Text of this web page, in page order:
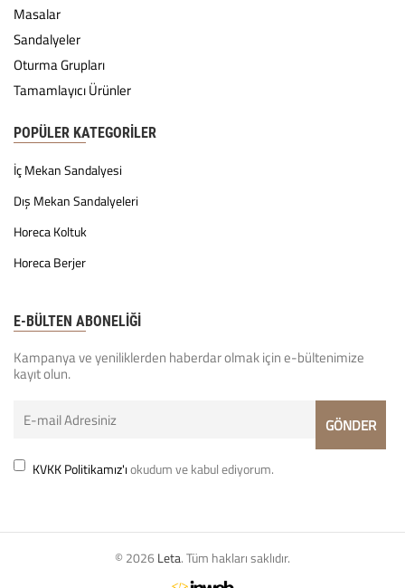
Masalar
Sandalyeler
Oturma Grupları
Tamamlayıcı Ürünler
POPÜLER KATEGORILER
İç Mekan Sandalyesi
Dış Mekan Sandalyeleri
Horeca Koltuk
Horeca Berjer
E-BÜLTEN ABONELİĞİ
Kampanya ve yeniliklerden haberdar olmak için e-bültenimize
kayıt olun.
KVKK Politikamız'ıokudum ve kabul ediyorum.
© 2026 Leta. Tüm hakları saklıdır.